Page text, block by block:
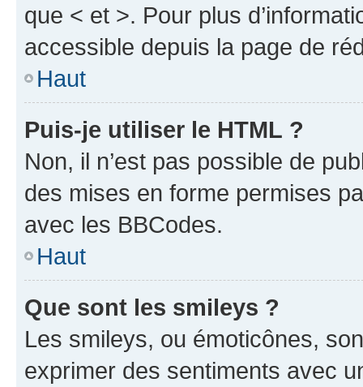
que < et >. Pour plus
accessible depuis la page de
Haut
Puis-je utiliser le HTML ?
Non, il n’est pas possible de
des mises en forme permises
avec les BBCodes.
Haut
Que sont les smileys ?
Les smileys, ou émoticônes,
exprimer des sentiments avec